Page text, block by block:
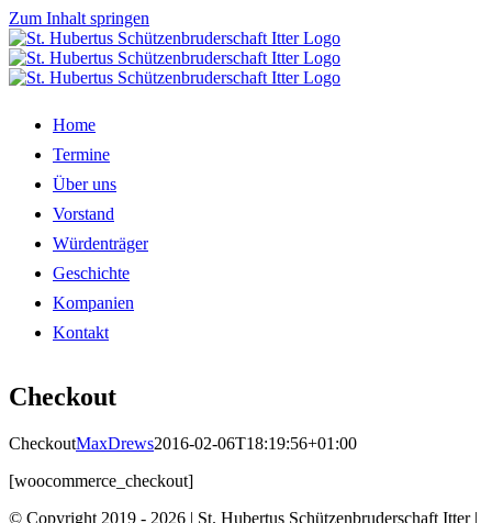
Zum Inhalt springen
Home
Termine
Über uns
Vorstand
Würdenträger
Geschichte
Kompanien
Kontakt
Checkout
CheckoutMaxDrews2016-02-06T18:19:56+01:00
[woocommerce_checkout]
© Copyright 2019 - 2026 | St. Hubertus Schützenbruderschaft Itter |